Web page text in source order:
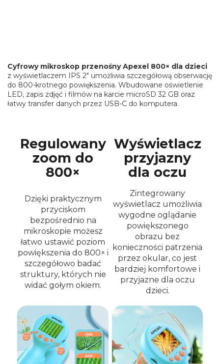
Cyfrowy mikroskop przenośny Apexel 800× dla dzieci
z wyświetlaczem IPS 2" umożliwia szczegółową obserwację
do 800-krotnego powiększenia. Wbudowane oświetlenie
LED, zapis zdjęć i filmów na karcie microSD 32 GB oraz
łatwy transfer danych przez USB-C do komputera.
Regulowany
zoom do
800×
Wyświetlacz
przyjazny
dla oczu
Dzięki praktycznym
przyciskom
bezpośrednio na
mikroskopie możesz
łatwo ustawić poziom
powiększenia do 800× i
szczegółowo badać
struktury, których nie
widać gołym okiem.
Zintegrowany
wyświetlacz umożliwia
wygodne oglądanie
powiększonego
obrazu bez
konieczności patrzenia
przez okular, co jest
bardziej komfortowe i
przyjazne dla oczu
dzieci.